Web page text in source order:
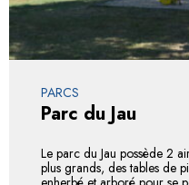
PARCS
Parc du Jau
Le parc du Jau possède 2
plus grands, des tables de